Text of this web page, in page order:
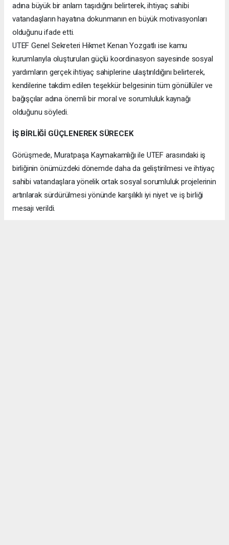
adına büyük bir anlam taşıdığını belirterek, ihtiyaç sahibi
vatandaşların hayatına dokunmanın en büyük motivasyonları
olduğunu ifade etti.
UTEF Genel Sekreteri Hikmet Kenan Yozgatlı ise kamu
kurumlarıyla oluşturulan güçlü koordinasyon sayesinde sosyal
yardımların gerçek ihtiyaç sahiplerine ulaştırıldığını belirterek,
kendilerine takdim edilen teşekkür belgesinin tüm gönüllüler ve
bağışçılar adına önemli bir moral ve sorumluluk kaynağı
olduğunu söyledi.
İŞ BİRLİĞİ GÜÇLENEREK SÜRECEK
Görüşmede, Muratpaşa Kaymakamlığı ile UTEF arasındaki iş
birliğinin önümüzdeki dönemde daha da geliştirilmesi ve ihtiyaç
sahibi vatandaşlara yönelik ortak sosyal sorumluluk projelerinin
artırılarak sürdürülmesi yönünde karşılıklı iyi niyet ve iş birliği
mesajı verildi.